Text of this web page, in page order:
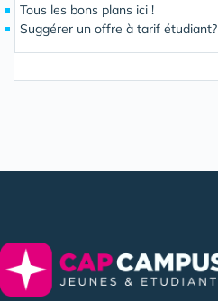
Tous les bons plans ici !
Suggérer un offre à tarif étudiant?